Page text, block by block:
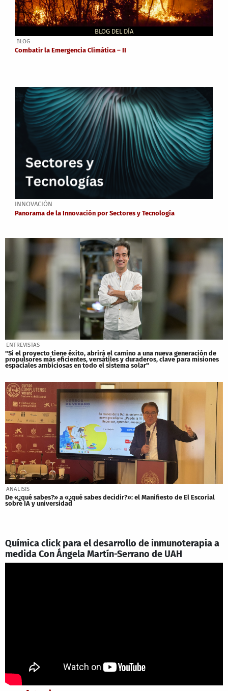
BLOG DEL DÍA
BLOG
Combatir la Emergencia Climática – II
INNOVACIÓN
Panorama de la Innovación por Sectores y Tecnología
ENTREVISTAS
"Si el proyecto tiene éxito, abrirá el camino a una nueva generación de
propulsores más eficientes, versátiles y duraderos, clave para misiones
espaciales ambiciosas en todo el sistema solar"
ANALISIS
De «¿qué sabes?» a «¿qué sabes decidir?»: el Manifiesto de El Escorial
sobre IA y universidad
Química click para el desarrollo de inmunoterapia a
medida Con Ángela Martín-Serrano de UAH